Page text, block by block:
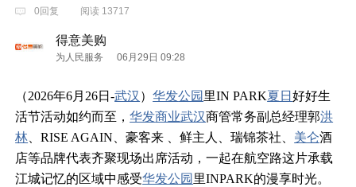
0回复 阅读 13717
得意美购
为人民服务 06月29日 09:28
（2026年6月26日-武汉 ）华发公园 里IN PARK夏日好好生
活节活动如约而至，华发商业武汉商管常务副总经理郭洪
林 、RISE AGAIN、豪客来 、鲜主人、瑞锦茶社、 美仑酒
店等品牌代表齐聚现场出席活动，一起在航空路这片承载
江城记忆的区域中感受华发公园 里INPARK的漫享时光。